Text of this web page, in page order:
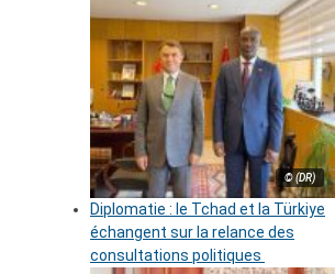
© (DR)
Diplomatie : le Tchad et la Türkiye
échangent sur la relance des
consultations politiques